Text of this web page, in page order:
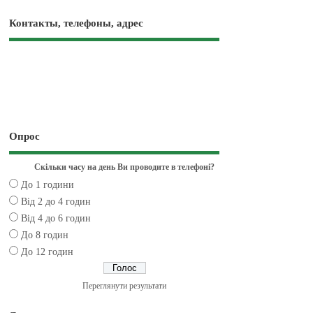
Контакты, телефоны, адрес
Опрос
Скільки часу на день Ви проводите в телефоні?
До 1 години
Від 2 до 4 годин
Від 4 до 6 годин
До 8 годин
До 12 годин
Переглянути результати